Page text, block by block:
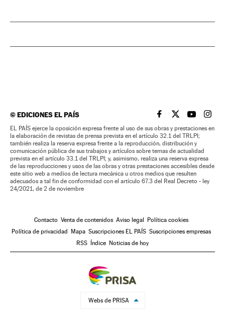
©EDICIONES EL PAÍS EL PAÍS BRASIL EN
EL PAÍSEL PAÍS
EL
EL PAÍS ejerce la oposición expresa frente al uso de sus obras y prestaciones en
la elaboración de revistas de prensa prevista en el artículo 32.1 del TRLPI;
también realiza la reserva expresa frente a la reproducción, distribución y
comunicación pública de sus trabajos y artículos sobre temas de actualidad
prevista en el artículo 33.1 del TRLPI; y, asimismo, realiza una reserva expresa
de las reproducciones y usos de las obras y otras prestaciones accesibles desde
este sitio web a medios de lectura mecánica u otros medios que resulten
adecuados a tal fin de conformidad con el artículo 67.3 del Real Decreto - ley
24/2021, de 2 de noviembre
Contacto Venta de contenidos Aviso legal Política cookies
Política de privacidad Mapa Suscripciones EL PAÍS Suscripciones empresas
RSS Índice Noticias de hoy
Webs de PRISA